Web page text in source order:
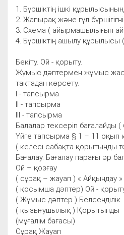
1. Бүршіктің ішкі құрылысының
2. Жапырақ және гүл
3. Схема ( айырмашылығын
4. Бүршіктің ашылу құрылысы
Бекіту. Ой - қорыту.
Жұмыс дәптермен жұмыс
тақтадан көрсету.
І - тапсырма
ІІ - тапсырма
ІІІ - тапсырма
Балалар тексеріп бағалайды (
Үйге тапсырма § 1 – 11 оқып
( келесі сабақта қорытынды
Бағалау. Бағалау парағы әр
Ой – қозғау
( сұрақ – жауап ) « Айқындау »
( қосымша дәптер) Ой -
( Жұмыс дәптер ) Белсенділік
( қызығушылық ) Қорытынды
(мұғалім бағасы)
Сұрақ Жауап